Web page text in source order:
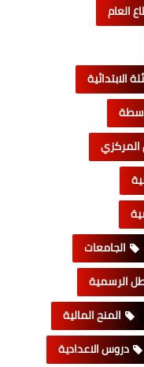
العام
الابتدائية
المركزي
الجامعات
الرسمية
المنح المالية
دروس الاعدادية